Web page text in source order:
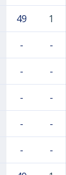
49 1
- -
- -
- -
- -
- -